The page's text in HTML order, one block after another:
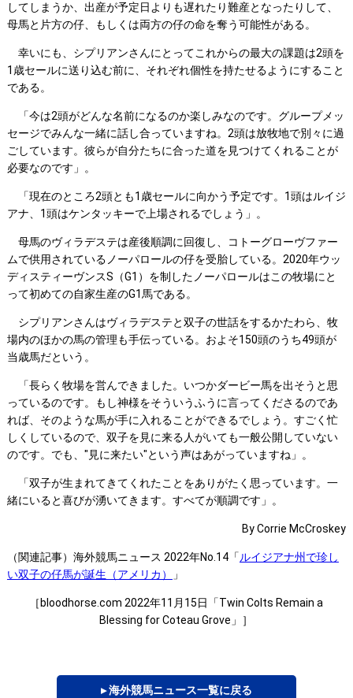
してしまうか、出産が予定日よりも遅れたり難産となったりして、
母馬と片方の仔、もしくは両方の仔の命を奪う可能性がある。
幸いにも、シプリアンさんにとってこれからの最大の課題は2頭を
1歳セールに送り込む前に、それぞれ個性を持たせるようにすること
である。
「今は2頭がどんな名前になるのか楽しみなのです。グループメッ
セージでみんな一緒に話し合っていますね。2頭は放牧地で別々に過
ごしています。彼らが自分たちに合った道を見つけてくれることが
必要なのです」。
「現在のところ2頭とも1歳セールに向かう予定です。1頭はルイジ
アナ、1頭はケンタッキーで上場されるでしょう」。
母馬のヴィラデステは産後順調に回復し、コトーグローヴファー
ムで供用されているノーパロールの仔を受胎している。2020年ウッ
ディスティーヴンスS（G1）を制したノーパロールはこの牧場にと
って初めての自家生産のG1馬である。
シプリアンさんはヴィラデステと双子の世話をするかたわら、牧
場内のほかの馬の管理も手伝っている。およそ150頭のうち49頭が
当歳馬だという。
「長らく牧場を営んできました。いつかダービー馬を出そうと思
っているのです。もし神様をそういうふうに言ってくださるのであ
れば、そのような馬が手に入れることができるでしょう。すごく忙
しくしているので、双子を見に来る人がいても一般公開していない
のです。でも、"見に来たい"という声はあがっていますね」。
「双子が生まれてきてくれたことをありがたく思っています。一
緒にいると喜びが湧いてきます。すべてが順調です」。
By Corrie McCroskey
（関連記事）海外競馬ニュース 2022年No.14「ルイジアナ州で珍し
い双子の仔馬が誕生（アメリカ）
」
［bloodhorse.com 2022年11月15日「Twin Colts Remain a
Blessing for Coteau Grove」］
▸ 海外競馬ニュース一覧に戻る